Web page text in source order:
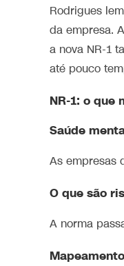
Rodrigues
da empresa.
a nova NR-1
até pouco
NR-1: o que
Saúde
As empresas
O que são
A norma